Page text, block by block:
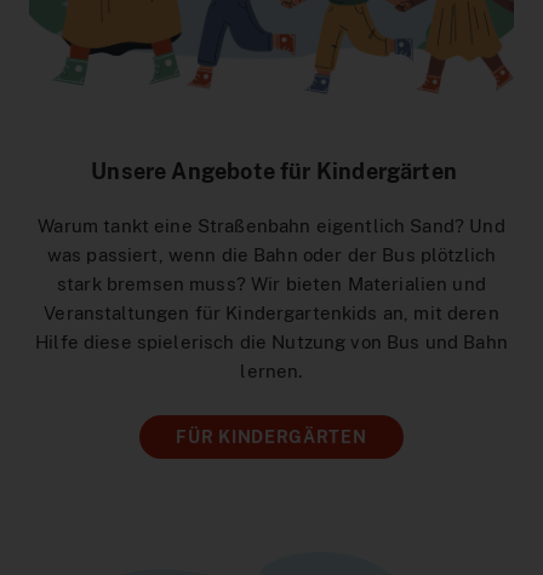
Anreise Signal Iduna Park
DeutschlandTicket Sozial
Preisstufen
Vertriebswege
Partnerangebote
Fundsachen
Service im Fahrzeug
Barrierefreiheit
Fahrplan bestellen
AnrufSammelTaxi
DOtick-App
MeinAbo
Interaktiver Liniennetzplan
Netzplan zum Einbinden
Übersicht
Werbung auf Bussen und Bahnen
Foto- und Drehgenehmigungen
Ticketshop
Vorteilswelt
Karriere
Leichte Sprache
Unsere Angebote für Kindergärten
Warum tankt eine Straßenbahn eigentlich Sand? Und
was passiert, wenn die Bahn oder der Bus plötzlich
stark bremsen muss? Wir bieten Materialien und
Veranstaltungen für Kindergartenkids an, mit deren
Hilfe diese spielerisch die Nutzung von Bus und Bahn
lernen.
FÜR KINDERGÄRTEN